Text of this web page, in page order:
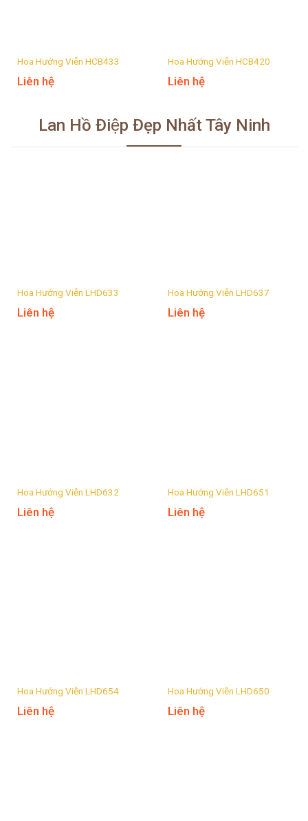
Hoa Hướng Viễn HCB433
Liên hệ
Hoa Hướng Viễn HCB420
Liên hệ
Lan Hồ Điệp Đẹp Nhất Tây Ninh
Hoa Hướng Viễn LHD633
Liên hệ
Hoa Hướng Viễn LHD637
Liên hệ
Hoa Hướng Viễn LHD632
Liên hệ
Hoa Hướng Viễn LHD651
Liên hệ
Hoa Hướng Viễn LHD654
Liên hệ
Hoa Hướng Viễn LHD650
Liên hệ